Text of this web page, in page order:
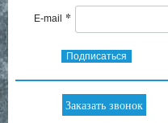
E-mail *
Подписаться
Заказать звонок